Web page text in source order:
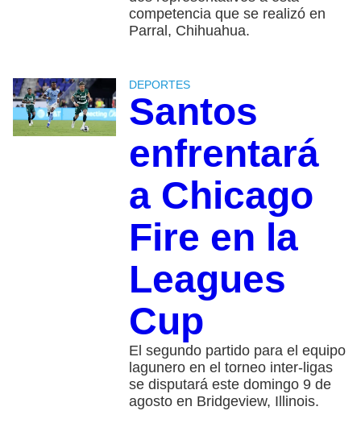
competencia que se realizó en
Parral, Chihuahua.
DEPORTES
Santos
enfrentará
a Chicago
Fire en la
Leagues
Cup
El segundo partido para el equipo
lagunero en el torneo inter-ligas
se disputará este domingo 9 de
agosto en Bridgeview, Illinois.